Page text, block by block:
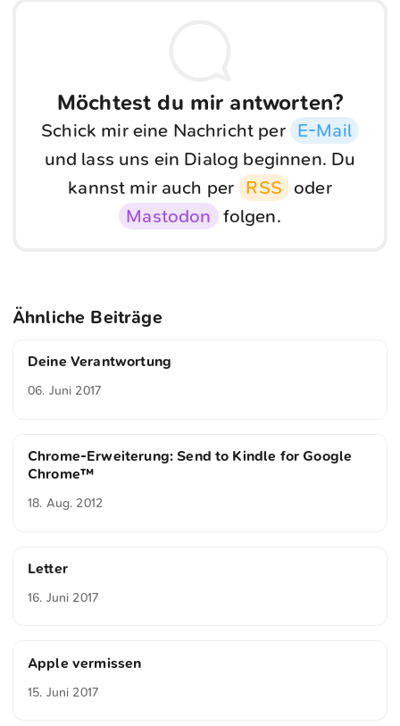
Möchtest du mir antworten?
Schick mir eine Nachricht per E-Mail
und lass uns ein Dialog beginnen. Du
kannst mir auch per RSS oder
Mastodon folgen.
Ähnliche Beiträge
Deine Verantwortung
06. Juni 2017
Chrome-Erweiterung: Send to Kindle for Google
Chrome™
18. Aug. 2012
Letter
16. Juni 2017
Apple vermissen
15. Juni 2017